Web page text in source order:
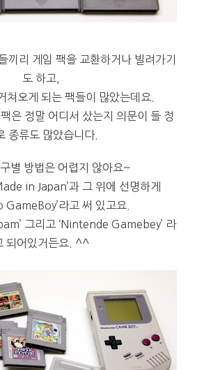
끼리 게임 팩을 교환하거나 빌려가기
도 하고,
쳐오게 되는 팩들이 많았는데요.
은 정말 어디서 샀는지 의문이 들 정
종류도 많았습니다.
별 방법은 어렵지 않아요~
in Japan’과 그 위에 선명하게
GameBoy’라고 써 있고요.
그리고 ‘Nintende Gamebey’ 라
되어있거든요. ^^